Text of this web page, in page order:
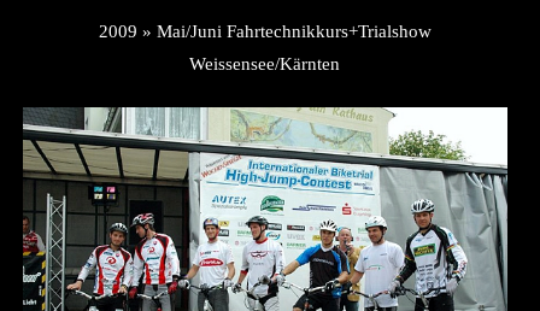
2009 » Mai/Juni Fahrtechnikkurs+Trialshow
Weissensee/Kärnten